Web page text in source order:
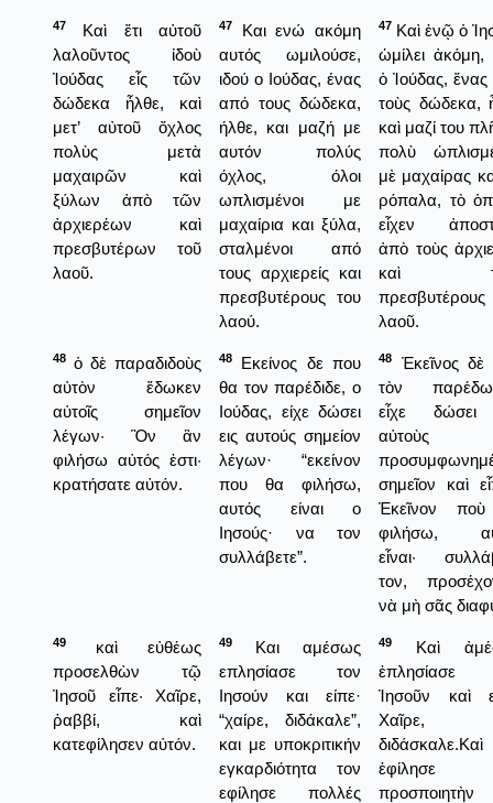
47
Καὶ ἔτι αὐτοῦ
λαλοῦντος ἰδοὺ
Ἰούδας εἷς τῶν
δώδεκα ἦλθε, καὶ
μετ’ αὐτοῦ ὄχλος
πολὺς μετὰ
μαχαιρῶν καὶ
ξύλων ἀπὸ τῶν
ἀρχιερέων καὶ
πρεσβυτέρων τοῦ
λαοῦ.
47
Και ενώ ακόμη
αυτός ωμιλούσε,
ιδού ο Ιούδας, ένας
από τους δώδεκα,
ήλθε, και μαζή με
αυτόν πολύς
όχλος, όλοι
ωπλισμένοι με
μαχαίρια και ξύλα,
σταλμένοι από
τους αρχιερείς και
πρεσβυτέρους του
λαού.
47 Καὶ ἐνῷ ὁ
ὡμίλει ἀκόμη,
ὁ Ἰούδας,
τοὺς δώδεκα,
καὶ μαζί του
πολὺ
μὲ μαχαίρας
ρόπαλα, τὸ
εἶχεν
ἀπὸ τοὺς
καὶ
λαοῦ.
48 ὁ δὲ παραδιδοὺς
αὐτὸν ἔδωκεν
αὐτοῖς σημεῖον
λέγων· Ὃν ἂν
φιλήσω αὐτός ἐστι·
κρατήσατε αὐτόν.
48
Εκείνος δε που
θα τον παρέδιδε, ο
Ιούδας, είχε δώσει
εις αυτούς σημείον
λέγων· “εκείνον
που θα φιλήσω,
αυτός είναι ο
Ιησούς· να τον
συλλάβετε”.
48
Ἐκεῖνος
τὸν
εἶχε δώσει
αὐτοὺς
σημεῖον καὶ
Ἐκεῖνον
φιλήσω,
εἶναι·
τον,
νὰ μὴ σᾶς
49
καὶ εὐθέως
προσελθὼν τῷ
Ἰησοῦ εἶπε· Χαῖρε,
ῥαββί, καὶ
κατεφίλησεν αὐτόν.
49
Και αμέσως
επλησίασε τον
Ιησούν και είπε·
“χαίρε, διδάκαλε”,
και με υποκριτικήν
εγκαρδιότητα τον
εφίλησε πολλές
49
Καὶ
ἐπλησίασε
Ἰησοῦν καὶ
Χαῖρε,
ἐφίλησε
προσποιητὴν